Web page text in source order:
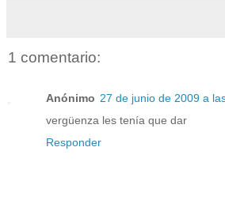
1 comentario:
Anónimo 27 de junio de 2009 a
vergüenza les tenía que dar
Responder